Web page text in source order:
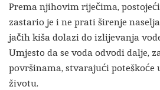
Prema njihovim riječima,
zastario je i ne prati širenje
jačih kiša dolazi do izlijevanja
Umjesto da se voda odvodi dalje,
površinama, stvarajući poteškoće
životu.